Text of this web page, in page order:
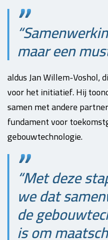
maar een
aldus Jan Willem-Voshol,
voor het initiatief. Hij
samen met andere
fundament voor
gebouwtechnologie.
“Met deze
we dat
de
is om